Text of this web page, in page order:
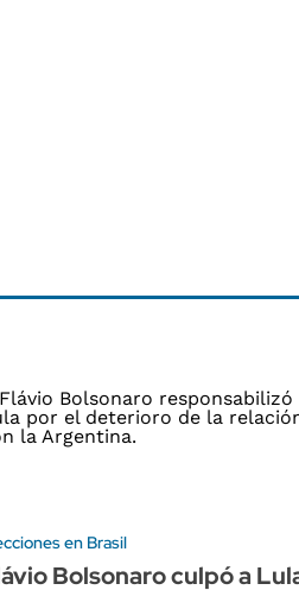
en Brasil
Bolsonaro culpó a